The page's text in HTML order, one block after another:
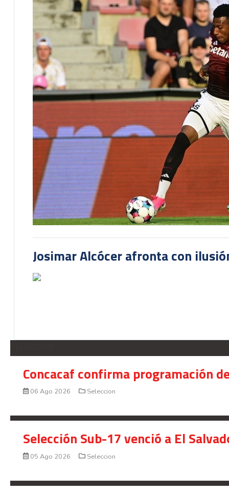
Josimar Alcócer afronta con
Concacaf confirma programación
06 Ago 2026 Seleccion
Selección Sub-17 venció a El
05 Ago 2026 Seleccion